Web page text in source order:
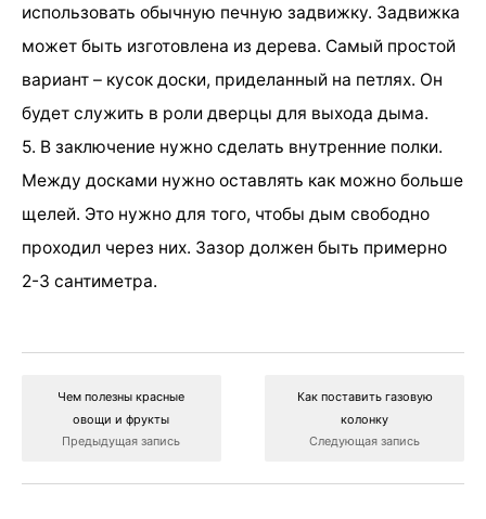
использовать обычную печную задвижку. Задвижка
может быть изготовлена из дерева. Самый простой
вариант – кусок доски, приделанный на петлях. Он
будет служить в роли дверцы для выхода дыма.
5. В заключение нужно сделать внутренние полки.
Между досками нужно оставлять как можно больше
щелей. Это нужно для того, чтобы дым свободно
проходил через них. Зазор должен быть примерно
2-3 сантиметра.
Чем полезны красные
овощи и фрукты
Предыдущая запись
Как поставить газовую
колонку
Следующая запись